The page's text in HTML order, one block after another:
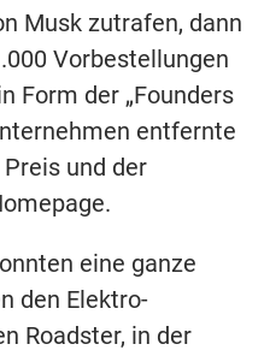
Musk zutrafen, dann
Vorbestellungen
Form der „Founders
entfernte
und der
eine ganze
den Elektro-
Roadster, in der